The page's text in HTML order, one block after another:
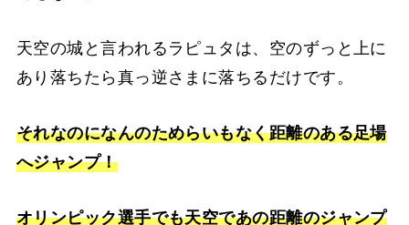
天空の城と言われるラピュタは、空のずっと上に
あり落ちたら真っ逆さまに落ちるだけです。
それなのになんのためらいもなく距離のある足場
へジャンプ！
オリンピック選手でも天空であの距離のジャンプ